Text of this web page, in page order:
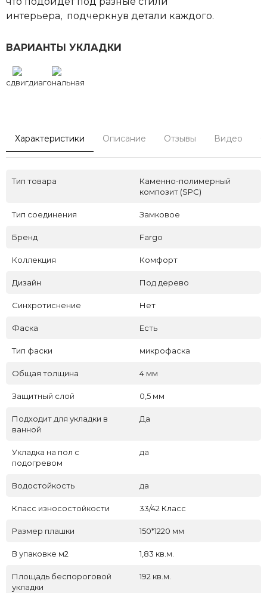
интерьера, подчеркнув детали каждого.
ВАРИАНТЫ УКЛАДКИ
сдвигдиагональная
Характеристики Описание Отзывы Видео
Тип товара
Каменно-полимерный
композит (SPC)
Тип соединения Замковое
Бренд Fargo
Коллекция Комфорт
Дизайн Под дерево
Синхротиснение Нет
Фаска Есть
Тип фаски микрофаска
Общая толщина 4 мм
Защитный слой 0,5 мм
Подходит для укладки в
ванной
Да
Укладка на пол c
подогревом
да
Водостойкость да
Класс износостойкости 33/42 Класс
Размер плашки 150*1220 мм
В упаковке м2 1,83 кв.м.
Площадь беспороговой
укладки
192 кв.м.